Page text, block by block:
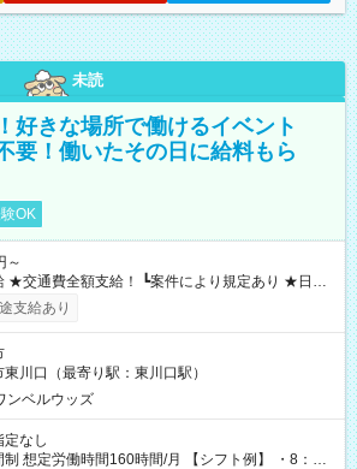
未読
好きな場所で働けるイベント
要！働いたその日に給料もら
OK
～
あり） ┗働いたその日に現金GET♪ お仕事後はコ
払い分を引き落とせます！ 【試用期間】試
支給あり
川口（最寄り駅：東川口駅）
ンベルウッズ
なし
働時間160時間/月 【シフト例】 ・8：00